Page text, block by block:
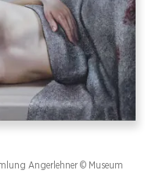
Angerlehner © Museum